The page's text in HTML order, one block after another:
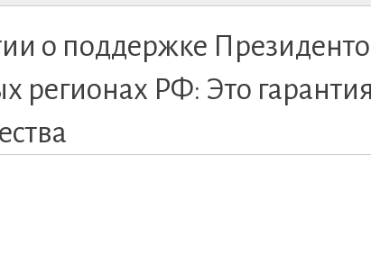
о поддержке
регионах РФ: Это гарантия